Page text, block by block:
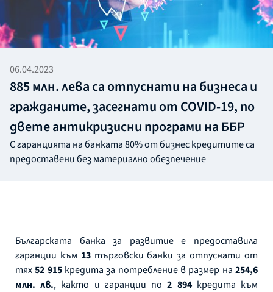
06.04.2023
885 млн. лева са отпуснати на бизнеса и
гражданите, засегнати от COVID-19, по
двете антикризисни програми на ББР
С гаранцията на банката 80% от бизнес кредитите са
предоставени без материално обезпечение
Българската банка за развитие е предоставила
гаранции към 13 търговски банки за отпуснати от
тях52 915 кредита за потребление в размер на254,6
млн. лв., както и гаранции по2 894 кредита към